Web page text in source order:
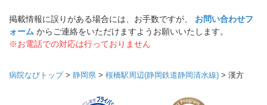
掲載情報に誤りがある場合には、お手数ですが、 お問い合わせフ
ォーム からご連絡をいただけますようお願いいたします。
※お電話での対応は行っておりません
病院なびトップ> 静岡県 > 桜橋駅周辺(静岡鉄道静岡清水線) > 漢方